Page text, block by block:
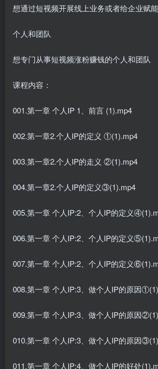
想通过短视频开展线上业务或者给企业赋
个人和团队
想专门从事短视频涨粉赚钱的个人和团队
课程内容：
001.第一章 个人IP 1、前言 (1).mp4
002.第一章2.个人IP的定义 ①(1).mp4
003.第一章2.个人IP的走义 ②(1).mp4
004.第一章2.个人IP的定义③(1).mp4
005.第一章 个人IP:2、个人IP的定义
006.第一章 个人IP:2、个人IP的定义
007.第一章 个人IP:2、个人IP的定义
008.第一章 个人IP:3、做个人IP的原因
009.第一章 个人IP:3、做个人IP的原因
010.第一章 个人IP:3、做个人IP的原因
011.第一章 个人IP:4、做个人IP的好处